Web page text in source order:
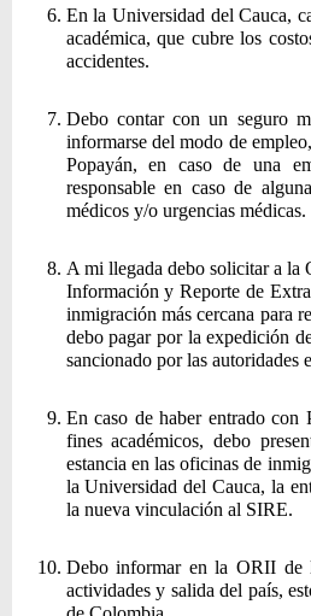
En la Universidad del Cauca,
académica, que cubre los
accidentes.
Debo contar con un seguro
informarse del modo de
Popayán, en caso de una
responsable en caso de
médicos y/o urgencias médicas.
A mi llegada debo solicitar a la
Información y Reporte de
inmigración más cercana para
debo pagar por la expedición
sancionado por las autoridades
En caso de haber entrado con
fines académicos, debo
estancia en las oficinas de
la Universidad del Cauca, la
la nueva vinculación al SIRE.
Debo informar en la ORII de
actividades y salida del país,